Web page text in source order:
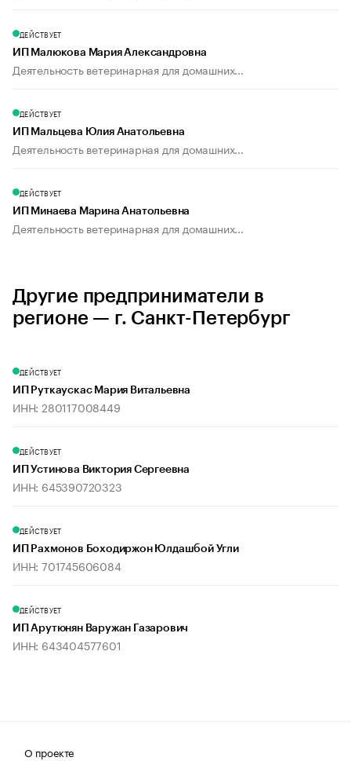
ДЕЙСТВУЕТ
ИП Малюкова Мария Александровна
Деятельность ветеринарная для домашних...
ДЕЙСТВУЕТ
ИП Мальцева Юлия Анатольевна
Деятельность ветеринарная для домашних...
ДЕЙСТВУЕТ
ИП Минаева Марина Анатольевна
Деятельность ветеринарная для домашних...
Другие предприниматели в
регионе — г. Санкт-Петербург
ДЕЙСТВУЕТ
ИП Руткаускас Мария Витальевна
ИНН: 280117008449
ДЕЙСТВУЕТ
ИП Устинова Виктория Сергеевна
ИНН: 645390720323
ДЕЙСТВУЕТ
ИП Рахмонов Боходиржон Юлдашбой Угли
ИНН: 701745606084
ДЕЙСТВУЕТ
ИП Арутюнян Варужан Газарович
ИНН: 643404577601
О проекте